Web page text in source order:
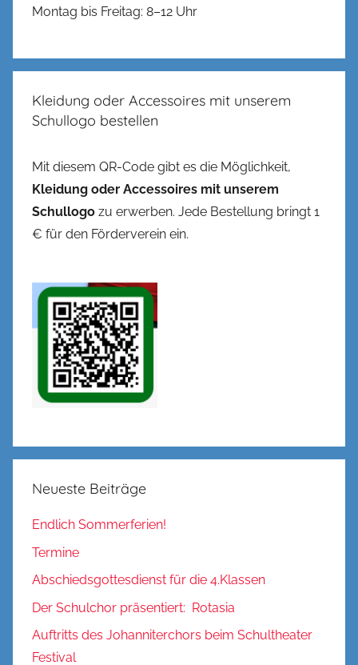
Montag bis Freitag: 8–12 Uhr
Kleidung oder Accessoires mit unserem
Schullogo bestellen
Mit diesem QR-Code gibt es die Möglichkeit,
Kleidung oder Accessoires mit unserem
Schullogo zu erwerben. Jede Bestellung bringt 1
€ für den Förderverein ein.
Neueste Beiträge
Endlich Sommerferien!
Termine
Abschiedsgottesdienst für die 4.Klassen
Der Schulchor präsentiert: Rotasia
Auftritts des Johanniterchors beim Schultheater
Festival